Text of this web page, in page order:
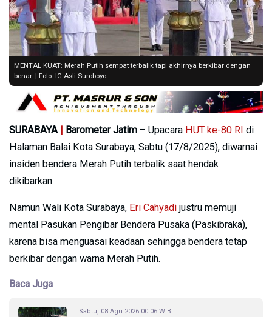
MENTAL KUAT: Merah Putih sempat terbalik tapi akhirnya berkibar dengan
benar. | Foto: IG Asli Suroboyo
SURABAYA | Barometer Jatim – Upacara HUT ke-80 RI di
Halaman Balai Kota Surabaya, Sabtu (17/8/2025), diwarnai
insiden bendera Merah Putih terbalik saat hendak
dikibarkan.
Namun Wali Kota Surabaya, Eri Cahyadi justru memuji
mental Pasukan Pengibar Bendera Pusaka (Paskibraka),
karena bisa menguasai keadaan sehingga bendera tetap
berkibar dengan warna Merah Putih.
Baca Juga
Sabtu, 08 Agu 2026 00:06 WIB